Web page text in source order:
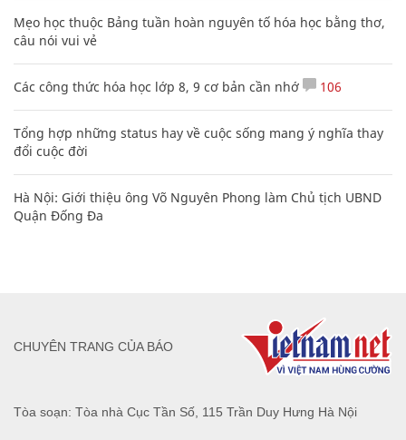
Mẹo học thuộc Bảng tuần hoàn nguyên tố hóa học bằng thơ,
câu nói vui vẻ
Các công thức hóa học lớp 8, 9 cơ bản cần nhớ 106
Tổng hợp những status hay về cuộc sống mang ý nghĩa thay
đổi cuộc đời
Hà Nội: Giới thiệu ông Võ Nguyên Phong làm Chủ tịch UBND
Quận Đống Đa
Tòa soạn: Tòa nhà Cục Tần Số, 115 Trần Duy Hưng Hà Nội
CHUYÊN TRANG CỦA BÁO